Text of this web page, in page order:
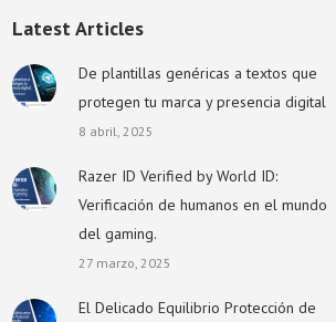
Latest Articles
De plantillas genéricas a textos que
protegen tu marca y presencia digital
8 abril, 2025
Razer ID Verified by World ID:
Verificación de humanos en el mundo
del gaming.
27 marzo, 2025
El Delicado Equilibrio Protección de